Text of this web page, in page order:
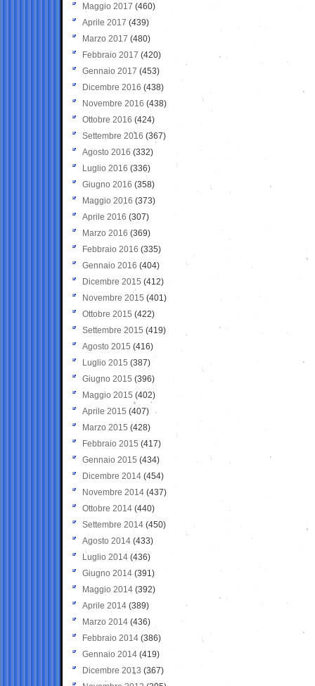
Maggio 2017 (460)
Aprile 2017 (439)
Marzo 2017 (480)
Febbraio 2017 (420)
Gennaio 2017 (453)
Dicembre 2016 (438)
Novembre 2016 (438)
Ottobre 2016 (424)
Settembre 2016 (367)
Agosto 2016 (332)
Luglio 2016 (336)
Giugno 2016 (358)
Maggio 2016 (373)
Aprile 2016 (307)
Marzo 2016 (369)
Febbraio 2016 (335)
Gennaio 2016 (404)
Dicembre 2015 (412)
Novembre 2015 (401)
Ottobre 2015 (422)
Settembre 2015 (419)
Agosto 2015 (416)
Luglio 2015 (387)
Giugno 2015 (396)
Maggio 2015 (402)
Aprile 2015 (407)
Marzo 2015 (428)
Febbraio 2015 (417)
Gennaio 2015 (434)
Dicembre 2014 (454)
Novembre 2014 (437)
Ottobre 2014 (440)
Settembre 2014 (450)
Agosto 2014 (433)
Luglio 2014 (436)
Giugno 2014 (391)
Maggio 2014 (392)
Aprile 2014 (389)
Marzo 2014 (436)
Febbraio 2014 (386)
Gennaio 2014 (419)
Dicembre 2013 (367)